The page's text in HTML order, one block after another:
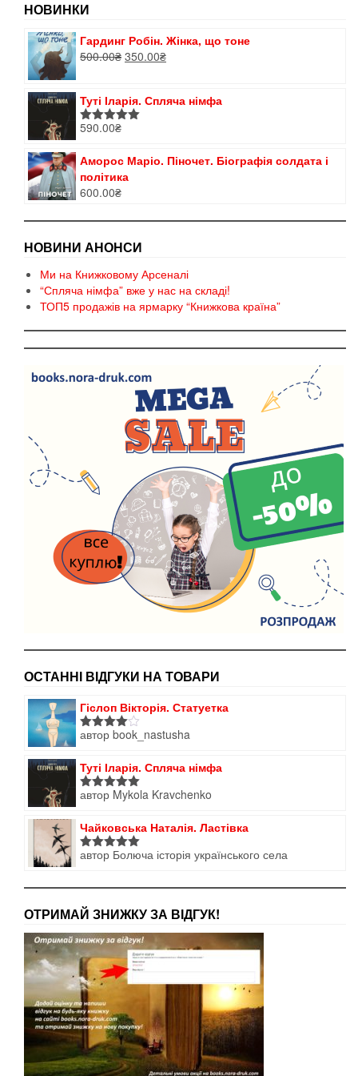
НОВИНКИ
Гардинг Робін. Жінка, що тоне
500.00₴ Оригінальна
350.00₴Поточна
Туті Іларія. Спляча німфа
Оцінено в
590.00₴
Аморос Маріо. Піночет. Біографія солдата і
політика
600.00₴
НОВИНИ АНОНСИ
Ми на Книжковому Арсеналі
“Спляча німфа” вже у нас на складі!
ТОП5 продажів на ярмарку “Книжкова країна”
ОСТАННІ ВІДГУКИ НА ТОВАРИ
Гіслоп Вікторія. Статуетка
Оцінено
автор book_nastusha
Туті Іларія. Спляча німфа
Оцінено в
автор Mykola Kravchenko
Чайковська Наталія. Ластівка
Оцінено в
автор Болюча історія українського села
ОТРИМАЙ ЗНИЖКУ ЗА ВІДГУК!